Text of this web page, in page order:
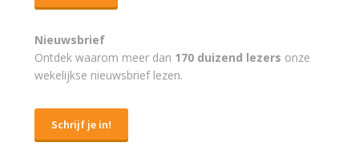
Nieuwsbrief
Ontdek waarom meer dan 170 duizend lezers onze
wekelijkse nieuwsbrief lezen.
Schrijf je in!